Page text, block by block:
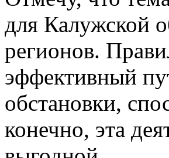
для Калужской
регионов.
эффективный
обстановки,
конечно, эта